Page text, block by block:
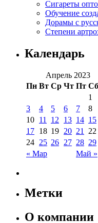
Сигареты
Обучение
Дорамы с
Степени
Календарь
Апрель 2023
Пн Вт Ср Чт Пт Сб
« Мар Май »
1
3
4 5 6 7 8
10 11 12 13 14 15
17 18 19 20 21 22
24 25 26 27 28 29
Метки
О компании